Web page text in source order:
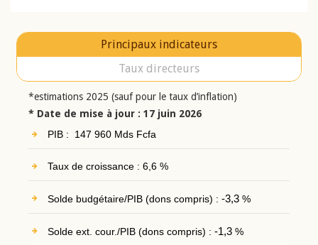
Principaux indicateurs
Taux directeurs
*estimations 2025 (sauf pour le taux d’inflation)
* Date de mise à jour : 17 juin 2026
PIB : 147 960 Mds Fcfa
Taux de croissance : 6,6 %
Solde budgétaire/PIB (dons compris) : -3,3%
Solde ext. cour./PIB (dons compris) : -1,3%